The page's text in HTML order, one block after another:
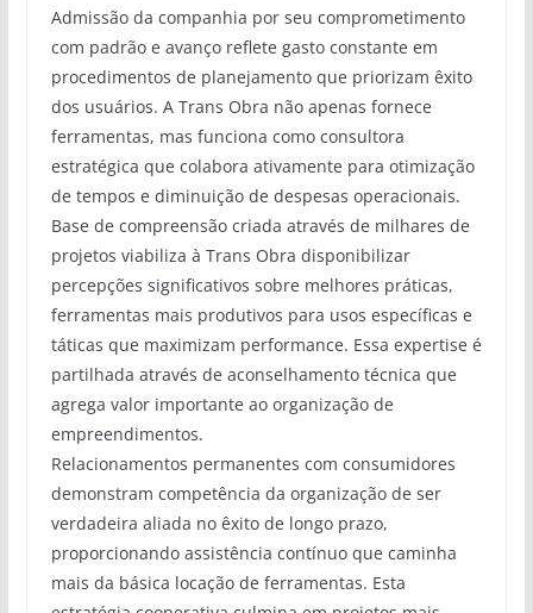
Admissão da companhia por seu comprometimento
com padrão e avanço reflete gasto constante em
procedimentos de planejamento que priorizam êxito
dos usuários. A Trans Obra não apenas fornece
ferramentas, mas funciona como consultora
estratégica que colabora ativamente para otimização
de tempos e diminuição de despesas operacionais.
Base de compreensão criada através de milhares de
projetos viabiliza à Trans Obra disponibilizar
percepções significativos sobre melhores práticas,
ferramentas mais produtivos para usos específicas e
táticas que maximizam performance. Essa expertise é
partilhada através de aconselhamento técnica que
agrega valor importante ao organização de
empreendimentos.
Relacionamentos permanentes com consumidores
demonstram competência da organização de ser
verdadeira aliada no êxito de longo prazo,
proporcionando assistência contínuo que caminha
mais da básica locação de ferramentas. Esta